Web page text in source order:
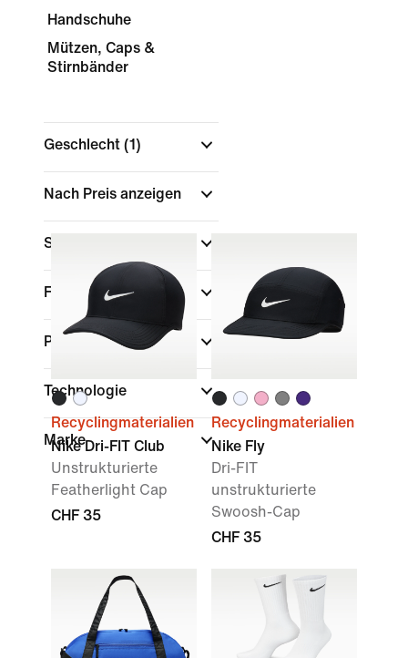
Handschuhe
Mützen, Caps &
Stirnbänder
Geschlecht (1)
Nach Preis anzeigen
Sale und Angebote
Farbe
Passform
Technologie
Marke
Recyclingmaterialien
Nike Dri-FIT Club
Unstrukturierte
Featherlight Cap
CHF 35
Recyclingmaterialien
Nike Fly
Dri-FIT
unstrukturierte
Swoosh-Cap
CHF 35